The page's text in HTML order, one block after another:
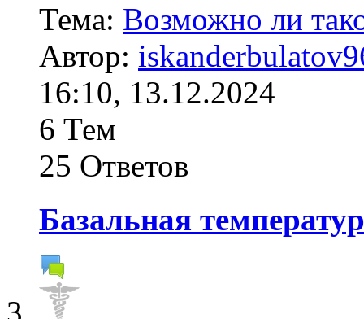
Тема: Возможно ли
Автор:
16:10, 13.12.2024
6 Тем
25 Ответов
Базальная